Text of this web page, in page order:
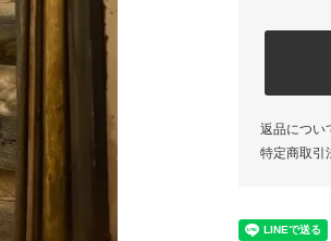
返品につい
特定商取引